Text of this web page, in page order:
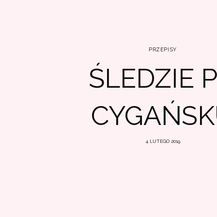
PRZEPISY
ŚLEDZIE
4 LUTEGO 2019